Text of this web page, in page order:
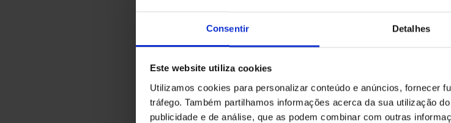
Consentir Detalhes
Este website utiliza cookies
Utilizamos cookies para personalizar conteúdo e anúncios, fornecer
tráfego. Também partilhamos informações acerca da sua utilização
publicidade e de análise, que as podem combinar com outras